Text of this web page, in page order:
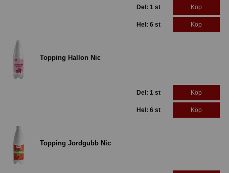
Del: 1 st Köp
Hel: 6 st Köp
Topping Hallon Nic
Del: 1 st Köp
Hel: 6 st Köp
Topping Jordgubb Nic